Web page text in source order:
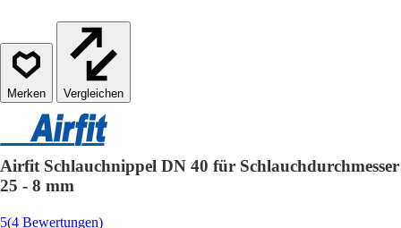
Vergleichen
Airfit Schlauchnippel DN 40 für Schlauchdurchmesser
25 - 8 mm
5(4 Bewertungen)